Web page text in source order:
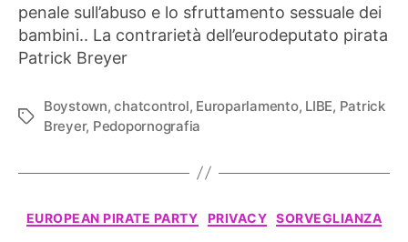
penale sull’abuso e lo sfruttamento sessuale dei
bambini.. La contrarietà dell’eurodeputato pirata
Patrick Breyer
Tag
Boystown,chatcontrol, Europarlamento, LIBE, Patrick
Breyer, Pedopornografia
Categorie
EUROPEAN PIRATE PARTY PRIVACY SORVEGLIANZA